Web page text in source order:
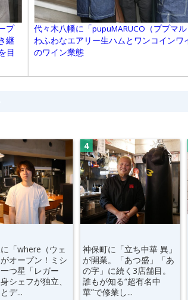
プ
継
目
代々木八幡に「pupuMARUCO（ププマ
わふわなエアリー生ハムとワンコイン
のワイン業態
「where（ウェ
オープン！ミシ
つ星「レガー
シェフが独立、
デ...
神保町に「立ち中華 異」
が開業。「あつ盛」「あ
の字」に続く3店舗目。
誰もが知る“超有名中
華”で修業し...